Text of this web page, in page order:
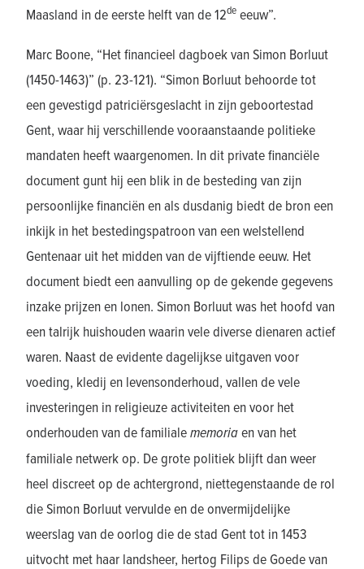
Maasland in de eerste helft van de 12de eeuw”.
Marc Boone, “Het financieel dagboek van Simon Borluut
(1450-1463)” (p. 23-121). “Simon Borluut behoorde tot
een gevestigd patriciërsgeslacht in zijn geboortestad
Gent, waar hij verschillende vooraanstaande politieke
mandaten heeft waargenomen. In dit private financiële
document gunt hij een blik in de besteding van zijn
persoonlijke financiën en als dusdanig biedt de bron een
inkijk in het bestedingspatroon van een welstellend
Gentenaar uit het midden van de vijftiende eeuw. Het
document biedt een aanvulling op de gekende gegevens
inzake prijzen en lonen. Simon Borluut was het hoofd van
een talrijk huishouden waarin vele diverse dienaren actief
waren. Naast de evidente dagelijkse uitgaven voor
voeding, kledij en levensonderhoud, vallen de vele
investeringen in religieuze activiteiten en voor het
onderhouden van de familialememoriaen van het
familiale netwerk op. De grote politiek blijft dan weer
heel discreet op de achtergrond, niettegenstaande de rol
die Simon Borluut vervulde en de onvermijdelijke
weerslag van de oorlog die de stad Gent tot in 1453
uitvocht met haar landsheer, hertog Filips de Goede van